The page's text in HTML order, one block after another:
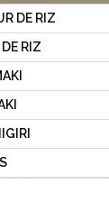
DE RIZ
RIZ